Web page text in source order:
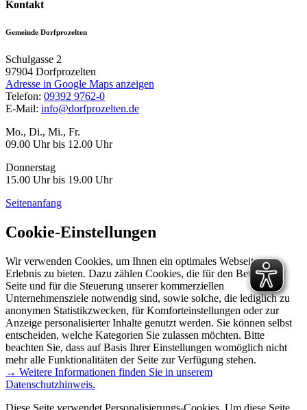
Kontakt
Gemeinde Dorfprozelten
Schulgasse 2
97904 Dorfprozelten
Adresse in Google Maps anzeigen
Telefon: 09392 9762-0
E-Mail: info@dorfprozelten.de
Mo., Di., Mi., Fr.
09.00 Uhr bis 12.00 Uhr
Donnerstag
15.00 Uhr bis 19.00 Uhr
Seitenanfang
Cookie-Einstellungen
Wir verwenden Cookies, um Ihnen ein optimales Webseiten-
Erlebnis zu bieten. Dazu zählen Cookies, die für den Betrieb der
Seite und für die Steuerung unserer kommerziellen
Unternehmensziele notwendig sind, sowie solche, die lediglich zu
anonymen Statistikzwecken, für Komforteinstellungen oder zur
Anzeige personalisierter Inhalte genutzt werden. Sie können selbst
entscheiden, welche Kategorien Sie zulassen möchten. Bitte
beachten Sie, dass auf Basis Ihrer Einstellungen womöglich nicht
mehr alle Funktionalitäten der Seite zur Verfügung stehen.
→ Weitere Informationen finden Sie in unserem
Datenschutzhinweis.
Diese Seite verwendet Personalisierungs-Cookies. Um diese Seite